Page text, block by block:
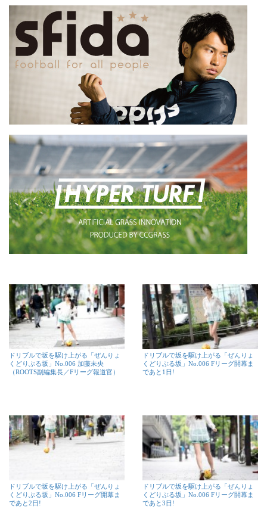
ドリブルで坂を駆け上がる「ぜんりょ
くどりぶる坂」No.006 加藤未央
（ROOTS副編集長／Fリーグ報道官）
ドリブルで坂を駆け上がる「ぜんりょ
くどりぶる坂」No.006 Fリーグ開幕ま
であと1日!
ドリブルで坂を駆け上がる「ぜんりょ
くどりぶる坂」No.006 Fリーグ開幕ま
であと2日!
ドリブルで坂を駆け上がる「ぜんりょ
くどりぶる坂」No.006 Fリーグ開幕ま
であと3日!